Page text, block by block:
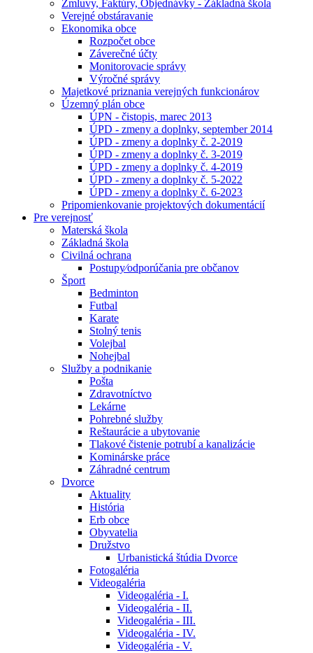
Zmluvy, Faktúry, Objednávky - Základná škola
Verejné obstáravanie
Ekonomika obce
Rozpočet obce
Záverečné účty
Monitorovacie správy
Výročné správy
Majetkové priznania verejných funkcionárov
Územný plán obce
ÚPN - čistopis, marec 2013
ÚPD - zmeny a doplnky, september 2014
ÚPD - zmeny a doplnky č. 2-2019
ÚPD - zmeny a doplnky č. 3-2019
ÚPD - zmeny a doplnky č. 4-2019
ÚPD - zmeny a doplnky č. 5-2022
ÚPD - zmeny a doplnky č. 6-2023
Pripomienkovanie projektových dokumentácií
Pre verejnosť
Materská škola
Základná škola
Civilná ochrana
Postupy⁄odporúčania pre občanov
Šport
Bedminton
Futbal
Karate
Stolný tenis
Volejbal
Nohejbal
Služby a podnikanie
Pošta
Zdravotníctvo
Lekárne
Pohrebné služby
Reštaurácie a ubytovanie
Tlakové čistenie potrubí a kanalizácie
Kominárske práce
Záhradné centrum
Dvorce
Aktuality
História
Erb obce
Obyvatelia
Družstvo
Urbanistická štúdia Dvorce
Fotogaléria
Videogaléria
Videogaléria - I.
Videogaléria - II.
Videogaléria - III.
Videogaléria - IV.
Videogaléria - V.